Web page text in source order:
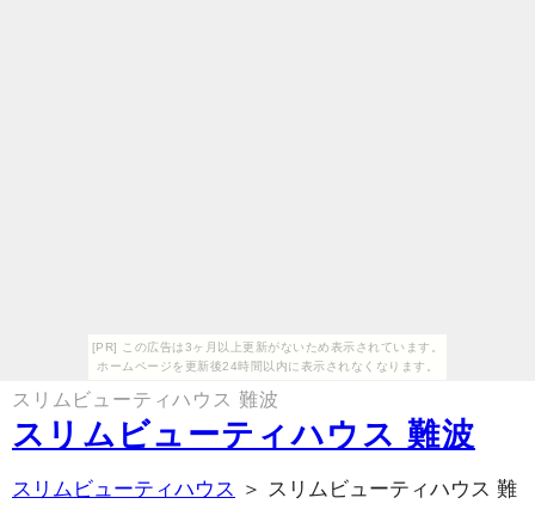
[PR] この広告は3ヶ月以上更新がないため表示されています。
ホームページを更新後24時間以内に表示されなくなります。
スリムビューティハウス 難波
スリムビューティハウス 難波
スリムビューティハウス ＞ スリムビューティハウス 難